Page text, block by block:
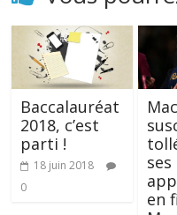
Baccalauréat
2018, c’est
parti !
18 juin 2018
0
ses
en